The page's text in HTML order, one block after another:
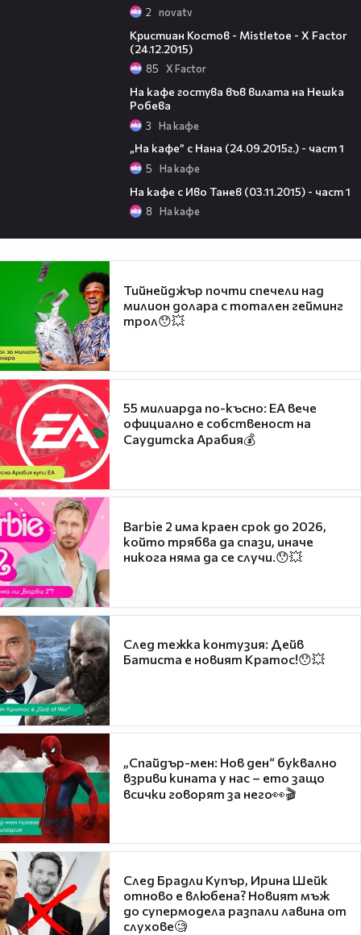
2 novatv
Кристиан Костов - Mistletoe - X Factor
(24.12.2015)
85 X Factor
На кафе гостува във вилата на Нешка
Робева
3 На кафе
„На кафе” с Нана (24.09.2015г.) - част 1
5 На кафе
На кафе с Иво Танев (03.11.2015) - част 1
8 На кафе
Тийнейджър почти спечели над
милион долара с тотален гейминг
трол😯💥
55 милиарда по-късно: EA вече
официално е собственост на
Саудитска Арабия💰
Barbie 2 има краен срок до 2026,
който трябва да спази, иначе
никога няма да се случи.😯💥
След тежка контузия: Дейв
Батиста е новият Кратос!😯💥
„Спайдър-мен: Нов ден“ буквално
взриви кината у нас – ето защо
всички говорят за него👀🎬
След Брадли Купър, Ирина Шейк
отново е влюбена? Новият мъж
до супермодела разпали лавина от
слухове🧐